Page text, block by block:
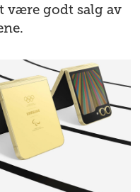
være godt salg av